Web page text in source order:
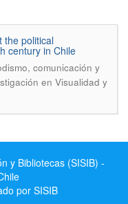
the political
century in Chile
comunicación y
en Visualidad y
y Bibliotecas (SISIB) -
por SISIB